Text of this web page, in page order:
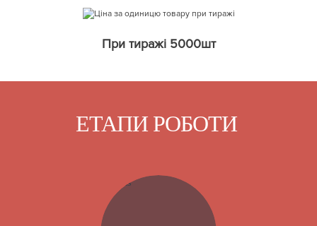
При тиражі 5000шт
ЕТАПИ РОБОТИ